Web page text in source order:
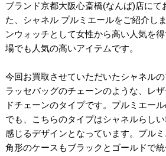
ブランド京都大阪心斎橋(なんば)店にて
た、シャネル プルミエールをご紹介し
ンウォッチとして女性から高い人気を
場でも人気の高いアイテムです。
今回お買取させていただいたシャネル
ラッセバッグのチェーンのような、レ
ドチェーンのタイプです。プルミエー
でも、こちらのタイプはシャネルらし
感じるデザインとなっています。プル
角形のケースもブラックとゴールドで